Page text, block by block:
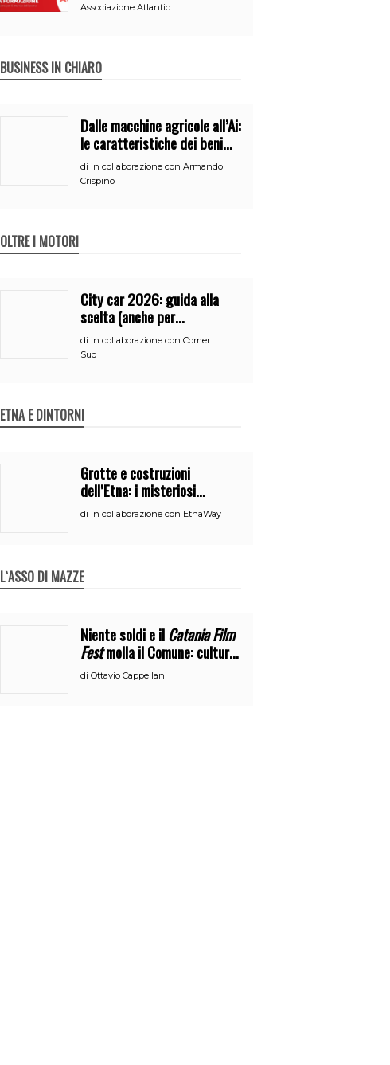
Associazione Atlantic
BUSINESS IN CHIARO
Dalle macchine agricole all’Ai:
le caratteristiche dei beni
per accedere
all’iperammortamento
di in collaborazione con Armando
Crispino
OLTRE I MOTORI
City car 2026: guida alla
scelta (anche per
neopatentati)
di in collaborazione con Comer
Sud
ETNA E DINTORNI
Grotte e costruzioni
dell’Etna: i misteriosi
nascondigli del vulcano
di in collaborazione con EtnaWay
L`ASSO DI MAZZE
Niente soldi e ilCatania Film
Festmolla il Comune: cultura
o broru di ciciri?
di Ottavio Cappellani